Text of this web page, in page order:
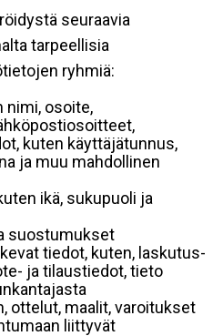
seuraavia
tarpeellisia
ryhmiä:
nimi, osoite,
kuten käyttäjätunnus,
ja muu mahdollinen
ikä, sukupuoli ja
suostumukset
tiedot, kuten, laskutus-
ja tilaustiedot, tieto
ottelut, maalit, varoitukset
liittyvät